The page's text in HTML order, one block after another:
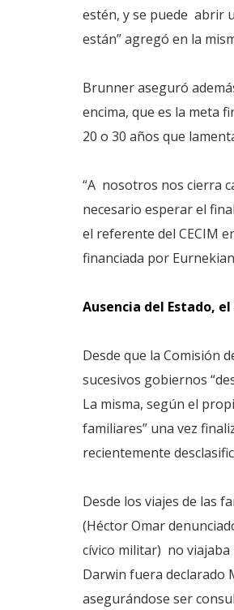
estén, y se puede abrir
están” agregó en la
Brunner aseguró
encima, que es la meta
20 o 30 años que
“A nosotros nos cierra
necesario esperar el
el referente del CECIM
financiada por
Ausencia del Estado,
Desde que la Comisión
sucesivos gobiernos
La misma, según el
familiares” una vez
recientemente
Desde los viajes de las
(Héctor Omar
cívico militar) no viajaba
Darwin fuera declarado
asegurándose ser